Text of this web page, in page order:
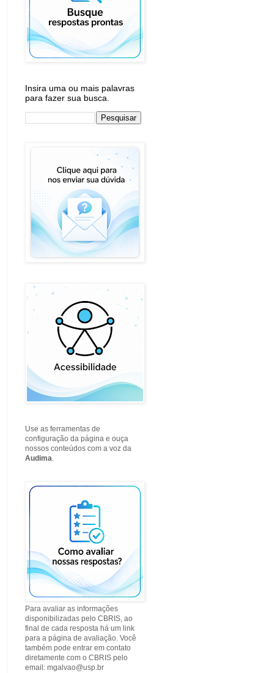
Insira uma ou mais palavras
para fazer sua busca.
Use as ferramentas de
configuração da página e ouça
nossos conteúdos com a voz da
Audima.
Para avaliar as informações
disponibilizadas pelo CBRIS, ao
final de cada resposta há um link
para a página de avaliação. Você
também pode entrar em contato
diretamente com o CBRIS pelo
email: mgalvao@usp.br